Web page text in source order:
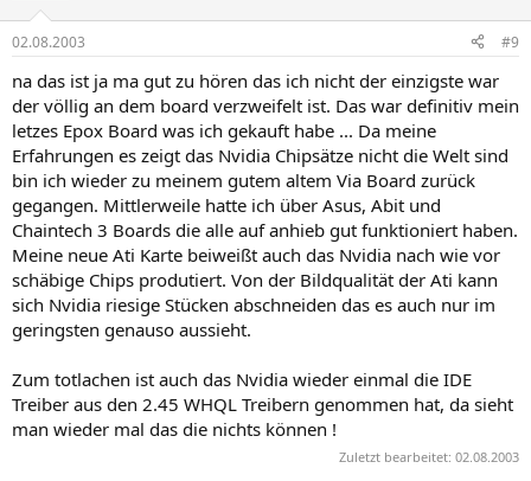
02.08.2003 #9
na das ist ja ma gut zu hören das ich nicht der einzigste war
der völlig an dem board verzweifelt ist. Das war definitiv mein
letzes Epox Board was ich gekauft habe ... Da meine
Erfahrungen es zeigt das Nvidia Chipsätze nicht die Welt sind
bin ich wieder zu meinem gutem altem Via Board zurück
gegangen. Mittlerweile hatte ich über Asus, Abit und
Chaintech 3 Boards die alle auf anhieb gut funktioniert haben.
Meine neue Ati Karte beiweißt auch das Nvidia nach wie vor
schäbige Chips produtiert. Von der Bildqualität der Ati kann
sich Nvidia riesige Stücken abschneiden das es auch nur im
geringsten genauso aussieht.
Zum totlachen ist auch das Nvidia wieder einmal die IDE
Treiber aus den 2.45 WHQL Treibern genommen hat, da sieht
man wieder mal das die nichts können !
Zuletzt bearbeitet: 02.08.2003